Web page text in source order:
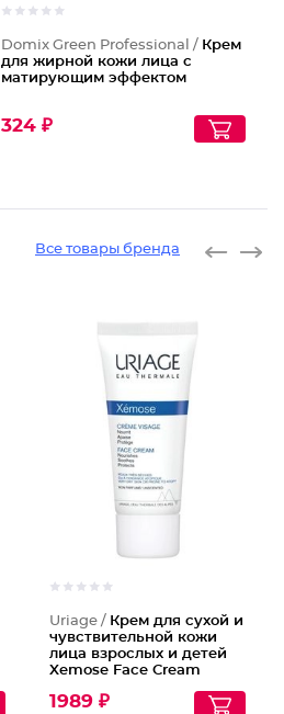
Domix Green Professional / Крем
для жирной кожи лица с
матирующим эффектом
324 ₽
Все товары бренда
Uriage / Крем для сухой и
чувствительной кожи
лица взрослых и детей
Xemose Face Cream
1989 ₽